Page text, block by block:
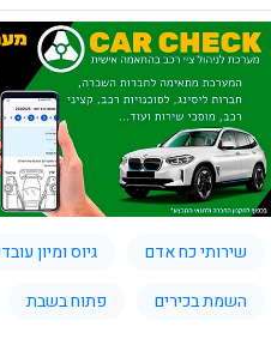
שירותי כח אדם גיוס ומיון
השמת בכירים
פתוח בשבת